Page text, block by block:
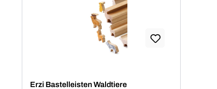
Erzi Bastelleisten Waldtiere